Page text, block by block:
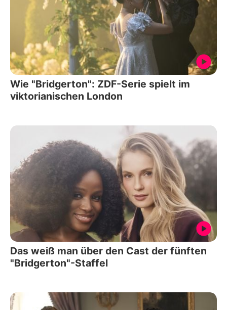
Wie "Bridgerton": ZDF-Serie spielt im
viktorianischen London
Das weiß man über den Cast der fünften
"Bridgerton"-Staffel